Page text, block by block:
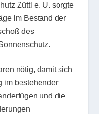
Züttl e. U. sorgte
im Bestand der
des
nötig, damit sich
im bestehenden
und die